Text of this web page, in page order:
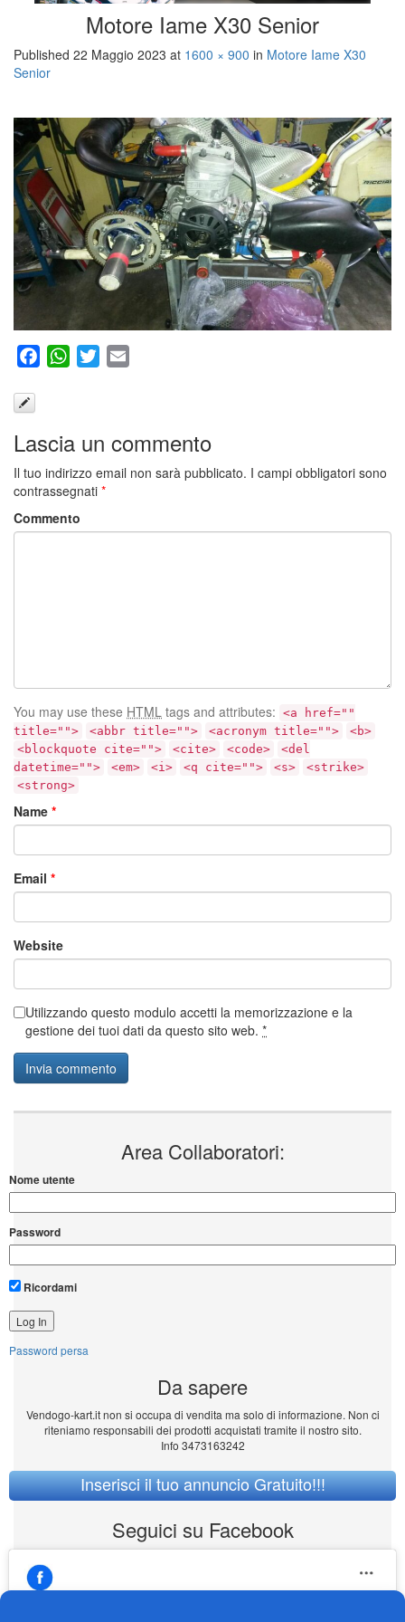
Motore Iame X30 Senior
Published 22 Maggio 2023 at 1600 × 900 in Motore Iame X30
Senior
FacebookWhatsApp
Twitter
Lascia un commento
Il tuo indirizzo email non sarà pubblicato. I campi obbligatori sono
contrassegnati *
Commento
You may use these HTML tags and attributes: <a href=""
title="">
<abbr title=""> <acronym title="">
<b>
<blockquote cite="">
<cite> <code>
<del
datetime="">
<em> <i> <q cite=""> <s>
<strike>
<strong>
Name *
Email *
Website
Utilizzando questo modulo accetti la memorizzazione e la
gestione dei tuoi dati da questo sito web. *
Area Collaboratori:
Nome utente
Password
Ricordami
Password persa
Da sapere
Vendogo-kart.it non si occupa di vendita ma solo di informazione. Non ci
riteniamo responsabili dei prodotti acquistati tramite il nostro sito.
Info 3473163242
Inserisci il tuo annuncio Gratuito!!!
Seguici su Facebook